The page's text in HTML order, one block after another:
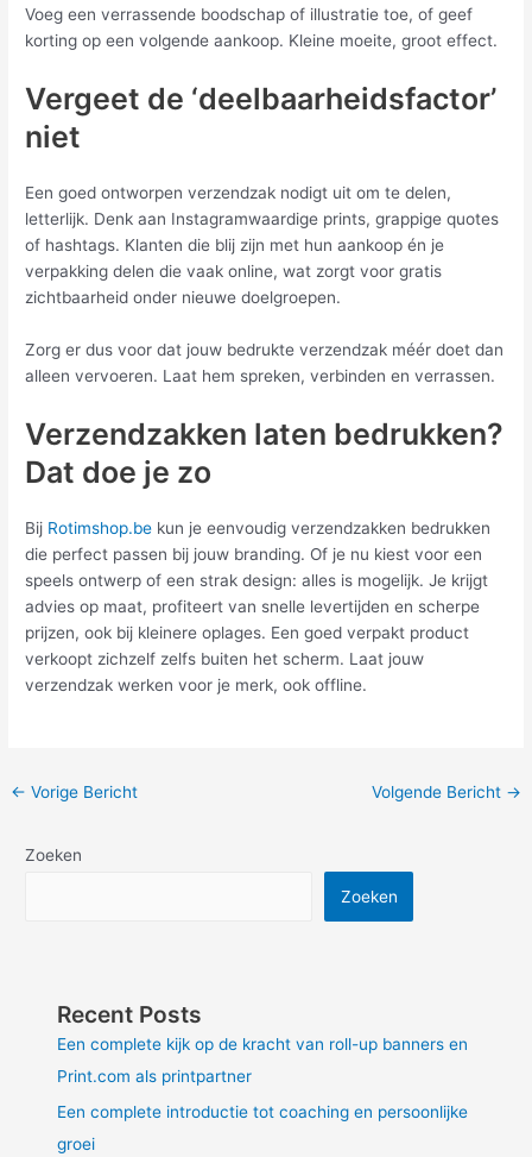
Voeg een verrassende boodschap of illustratie toe, of geef
korting op een volgende aankoop. Kleine moeite, groot effect.
Vergeet de ‘deelbaarheidsfactor’
niet
Een goed ontworpen verzendzak nodigt uit om te delen,
letterlijk. Denk aan Instagramwaardige prints, grappige quotes
of hashtags. Klanten die blij zijn met hun aankoop én je
verpakking delen die vaak online, wat zorgt voor gratis
zichtbaarheid onder nieuwe doelgroepen.
Zorg er dus voor dat jouw bedrukte verzendzak méér doet dan
alleen vervoeren. Laat hem spreken, verbinden en verrassen.
Verzendzakken laten bedrukken?
Dat doe je zo
Bij Rotimshop.be kun je eenvoudig verzendzakken bedrukken
die perfect passen bij jouw branding. Of je nu kiest voor een
speels ontwerp of een strak design: alles is mogelijk. Je krijgt
advies op maat, profiteert van snelle levertijden en scherpe
prijzen, ook bij kleinere oplages. Een goed verpakt product
verkoopt zichzelf zelfs buiten het scherm. Laat jouw
verzendzak werken voor je merk, ook offline.
Post
← Vorige Bericht Volgende Bericht →
Zoeken
Zoeken
Recent Posts
Een complete kijk op de kracht van roll-up banners en
Print.com als printpartner
Een complete introductie tot coaching en persoonlijke
groei